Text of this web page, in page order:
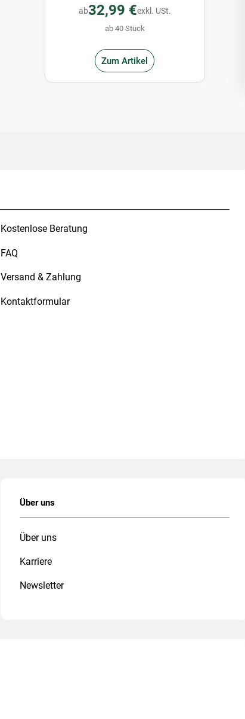
ab32,99 €exkl. USt.
ab 40 Stück
Zum Artikel
Kostenlose Beratung
FAQ
Versand & Zahlung
Kontaktformular
Über uns
Über uns
Karriere
Newsletter